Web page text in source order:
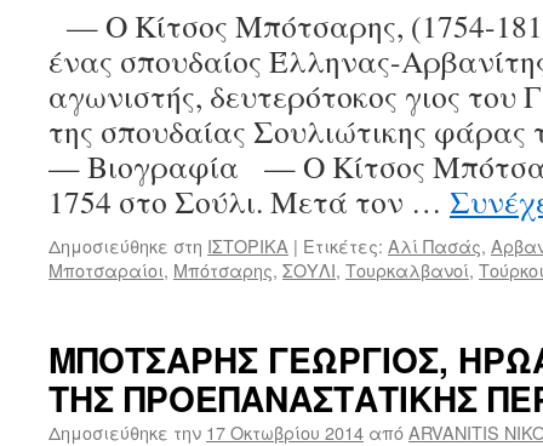
Ένας
κορυφαίος
Εθνικός
Ήρωας!!!
— Ο Κίτσος Μπότσαρης, (1754-
ένας σπουδαίος Έλληνας-
αγωνιστής, δευτερότοκος γιος
της σπουδαίας Σουλιώτικης
— Βιογραφία — Ο Κίτσος
1754 στο Σούλι. Μετά τον …
Δημοσιεύθηκε στη ΙΣΤΟΡΙΚΑ | Ετικέτες: Αλί Πασάς,
Μποτσαραίοι, Μπότσαρης, ΣΟΥΛΙ, Τουρκαλβανοί, Τούρκοι
ΜΠΟΤΣΑΡΗΣ ΓΕΩΡΓΙΟΣ,
ΤΗΣ ΠΡΟΕΠΑΝΑΣΤΑΤΙΚΗΣ
Δημοσιεύθηκε την 17 Οκτωβρίου 2014 απόARVANITIS